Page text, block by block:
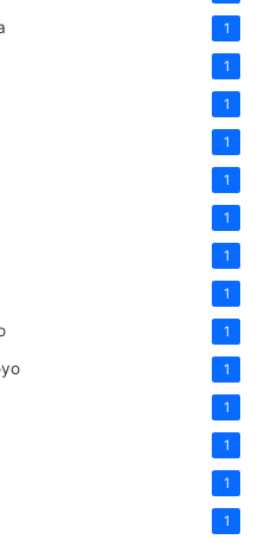
1
1
1
1
1
1
1
1
1
1
1
1
1
1